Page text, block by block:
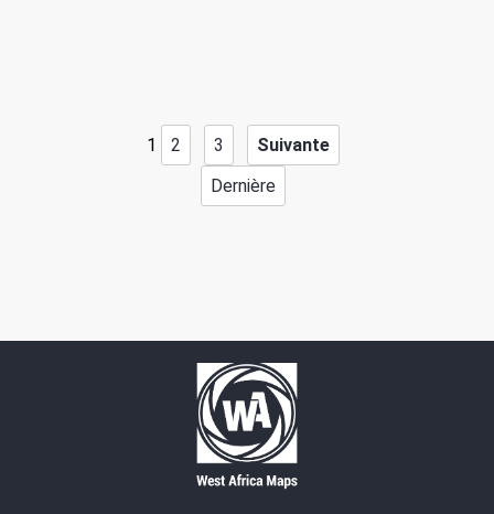
1 2 3
Suivante
Dernière